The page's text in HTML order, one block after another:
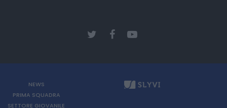
NEWS
PRIMA SQUADRA
SETTORE GIOVANILE